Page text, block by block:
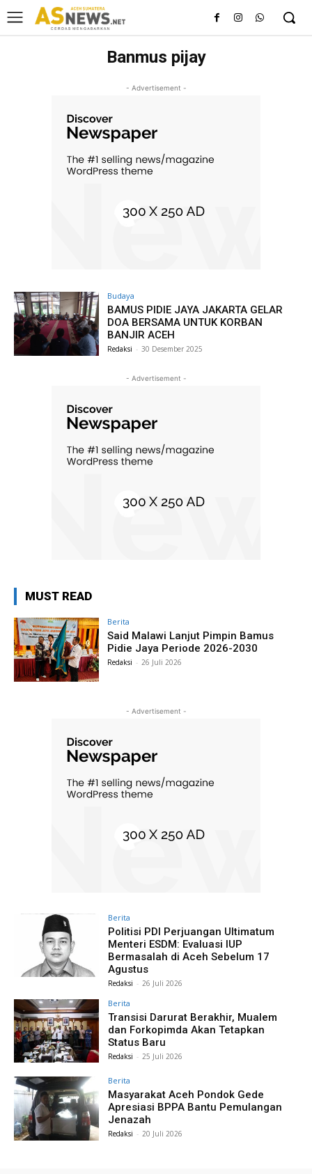
Banmus pijay
- Advertisement -
Budaya
BAMUS PIDIE JAYA JAKARTA GELAR
DOA BERSAMA UNTUK KORBAN
BANJIR ACEH
Redaksi - 30 Desember 2025
- Advertisement -
MUST READ
Berita
Said Malawi Lanjut Pimpin Bamus
Pidie Jaya Periode 2026-2030
Redaksi - 26 Juli 2026
- Advertisement -
Berita
Politisi PDI Perjuangan Ultimatum
Menteri ESDM: Evaluasi IUP
Bermasalah di Aceh Sebelum 17
Agustus
Redaksi - 26 Juli 2026
Berita
Transisi Darurat Berakhir, Mualem
dan Forkopimda Akan Tetapkan
Status Baru
Redaksi - 25 Juli 2026
Berita
Masyarakat Aceh Pondok Gede
Apresiasi BPPA Bantu Pemulangan
Jenazah
Redaksi - 20 Juli 2026